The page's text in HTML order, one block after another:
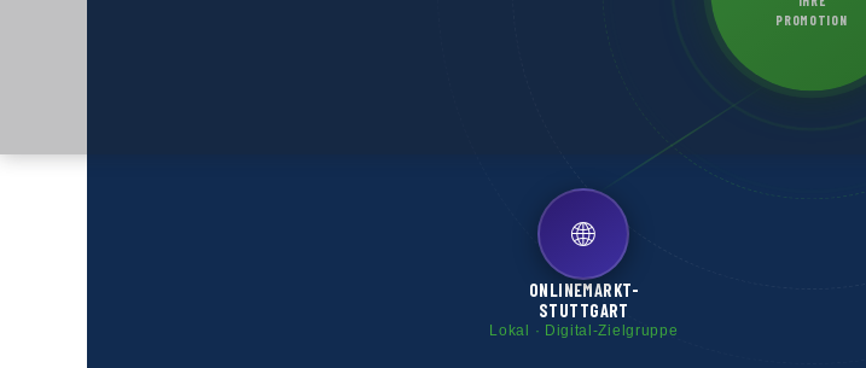
PROMOTION
🌐
ONLINEMARKT-
STUTTGART
Lokal · Digital-Zielgruppe